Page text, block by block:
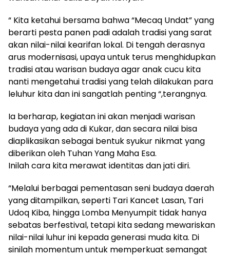
“ Kita ketahui bersama bahwa “Mecaq Undat” yang
berarti pesta panen padi adalah tradisi yang sarat
akan nilai-nilai kearifan lokal. Di tengah derasnya
arus modernisasi, upaya untuk terus menghidupkan
tradisi atau warisan budaya agar anak cucu kita
nanti mengetahui tradisi yang telah dilakukan para
leluhur kita dan ini sangatlah penting “,terangnya.
Ia berharap, kegiatan ini akan menjadi warisan
budaya yang ada di Kukar, dan secara nilai bisa
diaplikasikan sebagai bentuk syukur nikmat yang
diberikan oleh Tuhan Yang Maha Esa.
Inilah cara kita merawat identitas dan jati diri.
“Melalui berbagai pementasan seni budaya daerah
yang ditampilkan, seperti Tari Kancet Lasan, Tari
Udoq Kiba, hingga Lomba Menyumpit tidak hanya
sebatas berfestival, tetapi kita sedang mewariskan
nilai-nilai luhur ini kepada generasi muda kita. Di
sinilah momentum untuk memperkuat semangat